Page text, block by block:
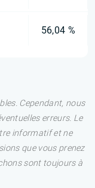
56,04 %
Cependant, nous
erreurs. Le
informatif et ne
que vous prenez
sont toujours à